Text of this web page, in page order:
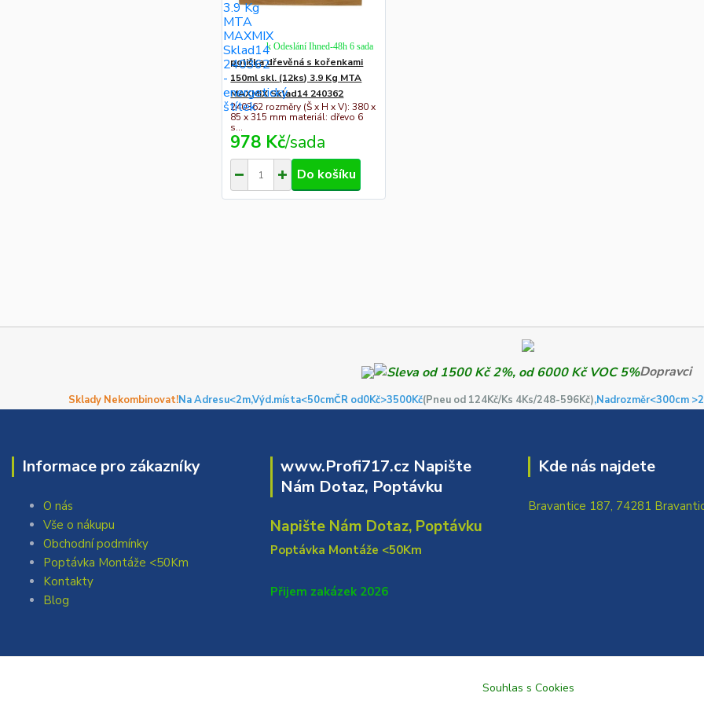
polička dřevěná s kořenkami
150ml skl. (12ks) 3.9 Kg MTA
MAXMIX Sklad14 240362
240362 rozměry (Š x H x V): 380 x
85 x 315 mm materiál: dřevo 6
s...
978 Kč/sada
k Odeslání Ihned-48h 6 sada
Do košíku
Dopravci
Sklady Nekombinovat!Na Adresu<2m,Výd.místa<50cmČR od0Kč>3500Kč(Pneu od 124Kč/Ks 4Ks/248-596Kč),Nadrozměr<300cm
Informace pro zákazníky
O nás
Vše o nákupu
Obchodní podmínky
Poptávka Montáže <50Km
Kontakty
Blog
www.Profi717.cz Napište
Nám Dotaz, Poptávku
Napište Nám Dotaz, Poptávku
Poptávka Montáže <50Km
Přijem zakázek 2026
Kde nás najdete
Bravantice 187, 74281
Souhlas s Cookies